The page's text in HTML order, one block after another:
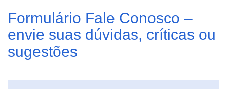
Formulário Fale Conosco –
envie suas dúvidas, críticas ou
sugestões